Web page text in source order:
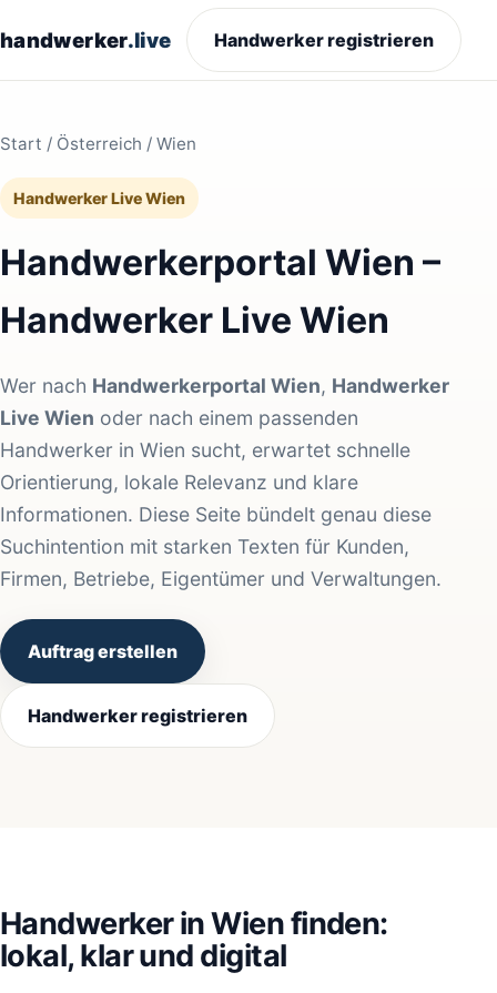
handwerker.live Handwerker registrieren
Start / Österreich / Wien
Handwerker Live Wien
Handwerkerportal Wien –
Handwerker Live Wien
Wer nach Handwerkerportal Wien, Handwerker
Live Wien oder nach einem passenden
Handwerker in Wien sucht, erwartet schnelle
Orientierung, lokale Relevanz und klare
Informationen. Diese Seite bündelt genau diese
Suchintention mit starken Texten für Kunden,
Firmen, Betriebe, Eigentümer und Verwaltungen.
Auftrag erstellen
Handwerker registrieren
Handwerker in Wien finden:
lokal, klar und digital